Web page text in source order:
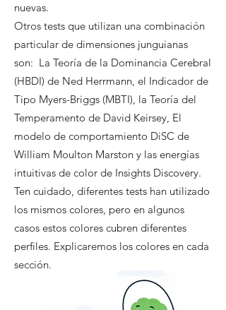
nuevas.
Otros tests que utilizan una combinación
particular de dimensiones junguianas
son: La Teoría de la Dominancia Cerebral
(HBDI) de Ned Herrmann, el Indicador de
Tipo Myers-Briggs (MBTI), la Teoría del
Temperamento de David Keirsey, El
modelo de comportamiento DiSC de
William Moulton Marston y las energías
intuitivas de color de Insights Discovery.
Ten cuidado, diferentes tests han utilizado
los mismos colores, pero en algunos
casos estos colores cubren diferentes
perfiles. Explicaremos los colores en cada
sección.